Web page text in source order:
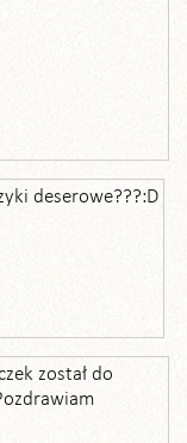
deserowe???:D
został do